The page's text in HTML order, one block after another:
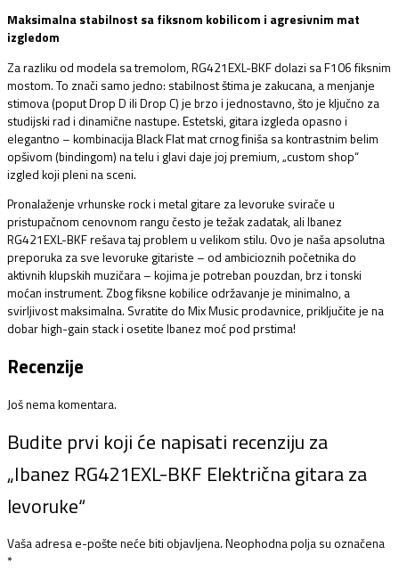
Maksimalna stabilnost sa fiksnom kobilicom i agresivnim mat
izgledom
Za razliku od modela sa tremolom, RG421EXL-BKF dolazi sa F106 fiksnim
mostom. To znači samo jedno: stabilnost štima je zakucana, a menjanje
stimova (poput Drop D ili Drop C) je brzo i jednostavno, što je ključno za
studijski rad i dinamične nastupe. Estetski, gitara izgleda opasno i
elegantno – kombinacija Black Flat mat crnog finiša sa kontrastnim belim
opšivom (bindingom) na telu i glavi daje joj premium, „custom shop“
izgled koji pleni na sceni.
Pronalaženje vrhunske rock i metal gitare za levoruke svirače u
pristupačnom cenovnom rangu često je težak zadatak, ali Ibanez
RG421EXL-BKF rešava taj problem u velikom stilu. Ovo je naša apsolutna
preporuka za sve levoruke gitariste – od ambicioznih početnika do
aktivnih klupskih muzičara – kojima je potreban pouzdan, brz i tonski
moćan instrument. Zbog fiksne kobilice održavanje je minimalno, a
svirljivost maksimalna. Svratite do Mix Music prodavnice, priključite je na
dobar high-gain stack i osetite Ibanez moć pod prstima!
Recenzije
Još nema komentara.
Budite prvi koji će napisati recenziju za
„Ibanez RG421EXL-BKF Električna gitara za
levoruke“
Vaša adresa e-pošte neće biti objavljena. Neophodna polja su označena
*